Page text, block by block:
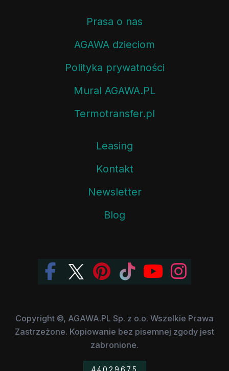
Prasa o nas
AGAWA dzieciom
Polityka prywatności
Mural AGAWA.PL
Termotransfer.pl
Leasing
Kontakt
Newsletter
Blog
Copyright ©, AGAWA.PL Sp. z o.o. Wszelkie Prawa
Zastrzeżone. Kopiowanie bez pisemnej zgody jest
zabronione.
44029675